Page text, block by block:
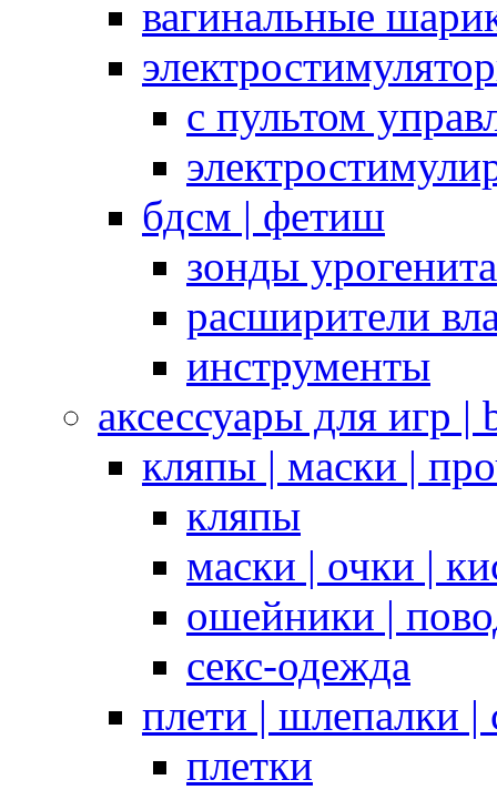
вагинальные
с пультом
бдсм | фетиш
зонды
расширители
инструменты
аксессуары для игр |
кляпы | маски |
кляпы
маски | очки |
ошейники |
секс-одежда
плети | шлепалки |
плетки